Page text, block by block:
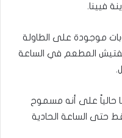
فيينا.
موجودة على الطاولة
تفتيش المطعم في الساعة
حالياً على أنه مسموح
حتى الساعة الحادية